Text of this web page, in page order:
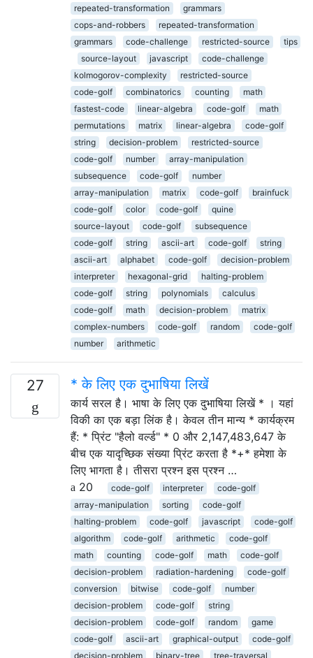
repeated-transformation
grammars
cops-and-robbers
repeated-transformation
grammars
code-challenge restricted-source
tips
source-layout
javascript
code-challenge
kolmogorov-complexity
restricted-source
code-golf
combinatorics counting
math
fastest-code
linear-algebra code-golf
math
permutations
matrix linear-algebra
code-golf
string
decision-problem
restricted-source
code-golf
number
array-manipulation
subsequence
code-golf
number
array-manipulation
matrix code-golf
brainfuck
code-golf
color code-golf
quine
source-layout
code-golf
subsequence
code-golf
string ascii-art code-golf
string
ascii-art
alphabet code-golf
decision-problem
interpreter
hexagonal-grid
halting-problem
code-golf
string polynomials
calculus
code-golf
math decision-problem
matrix
complex-numbers
code-golf random
code-golf
number
arithmetic
27 * के लिए एक दुभाषिया लिखें
कार्य सरल है। भाषा के लिए एक दुभाषिया लिखें * । यहां
विकी का एक बड़ा लिंक है। केवल तीन मान्य * कार्यक्रम
हैं: * प्रिंट "हैलो वर्ल्ड" * 0 और 2,147,483,647 के
बीच एक यादृच्छिक संख्या प्रिंट करता है *+* हमेशा के
लिए भागता है। तीसरा प्रश्न इस प्रश्न …
20
code-golf interpreter
code-golf
array-manipulation
sorting
code-golf
halting-problem
code-golf javascript
code-golf
algorithm
code-golf arithmetic
code-golf
math
counting code-golf math
code-golf
decision-problem
radiation-hardening
code-golf
conversion
bitwise code-golf
number
decision-problem
code-golf
string
decision-problem
code-golf random
game
code-golf
ascii-art graphical-output
code-golf
decision-problem
binary-tree
tree-traversal